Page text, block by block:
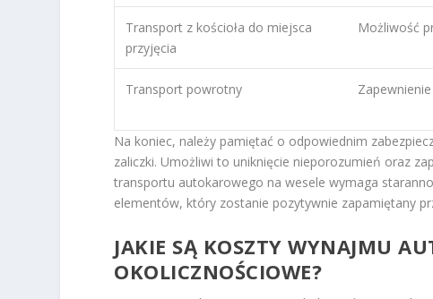
Transport z kościoła do miejsca
przyjęcia
Możliwość
Transport powrotny
Na koniec, należy pamiętać o odpowiednim
zaliczki. Umożliwi to uniknięcie nieporozumień oraz
transportu autokarowego na wesele wymaga
elementów, który zostanie pozytywnie zapamiętany
JAKIE SĄ KOSZTY WYNAJMU
OKOLICZNOŚCIOWE?